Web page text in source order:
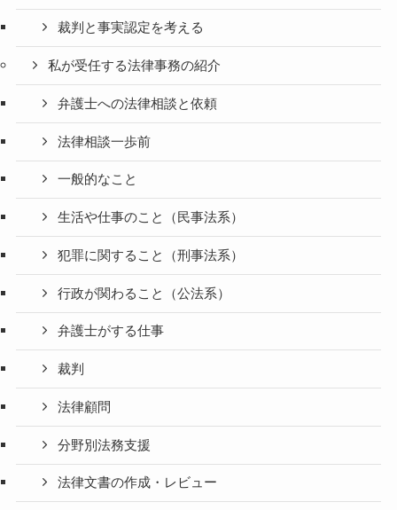
裁判と事実認定を考える
私が受任する法律事務の紹介
弁護士への法律相談と依頼
法律相談一歩前
一般的なこと
生活や仕事のこと（民事法系）
犯罪に関すること（刑事法系）
行政が関わること（公法系）
弁護士がする仕事
裁判
法律顧問
分野別法務支援
法律文書の作成・レビュー